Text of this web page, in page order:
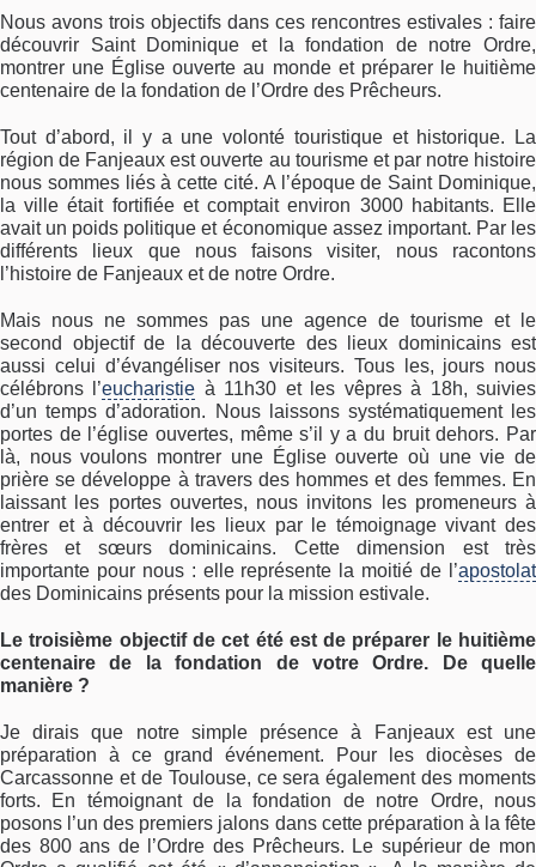
Nous avons trois objectifs dans ces rencontres estivales : faire
découvrir Saint Dominique et la fondation de notre Ordre,
montrer une Église ouverte au monde et préparer le huitième
centenaire de la fondation de l’Ordre des Prêcheurs.
Tout d’abord, il y a une volonté touristique et historique. La
région de Fanjeaux est ouverte au tourisme et par notre histoire
nous sommes liés à cette cité. A l’époque de Saint Dominique,
la ville était fortifiée et comptait environ 3000 habitants. Elle
avait un poids politique et économique assez important. Par les
différents lieux que nous faisons visiter, nous racontons
l’histoire de Fanjeaux et de notre Ordre.
Mais nous ne sommes pas une agence de tourisme et le
second objectif de la découverte des lieux dominicains est
aussi celui d’évangéliser nos visiteurs. Tous les, jours nous
célébrons l’eucharistie à 11h30 et les vêpres à 18h, suivies
d’un temps d’adoration. Nous laissons systématiquement les
portes de l’église ouvertes, même s’il y a du bruit dehors. Par
là, nous voulons montrer une Église ouverte où une vie de
prière se développe à travers des hommes et des femmes. En
laissant les portes ouvertes, nous invitons les promeneurs à
entrer et à découvrir les lieux par le témoignage vivant des
frères et sœurs dominicains. Cette dimension est très
importante pour nous : elle représente la moitié de l’apostolat
des Dominicains présents pour la mission estivale.
Le troisième objectif de cet été est de préparer le huitième
centenaire de la fondation de votre Ordre. De quelle
manière ?
Je dirais que notre simple présence à Fanjeaux est une
préparation à ce grand événement. Pour les diocèses de
Carcassonne et de Toulouse, ce sera également des moments
forts. En témoignant de la fondation de notre Ordre, nous
posons l’un des premiers jalons dans cette préparation à la fête
des 800 ans de l’Ordre des Prêcheurs. Le supérieur de mon